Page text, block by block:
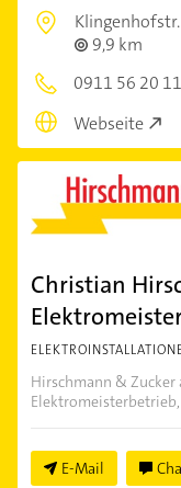
9,9 km
0911 56 20 11
Webseite
Christian
Hirschmann &
E-Mail